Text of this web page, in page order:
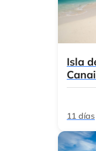
Isla
11 días